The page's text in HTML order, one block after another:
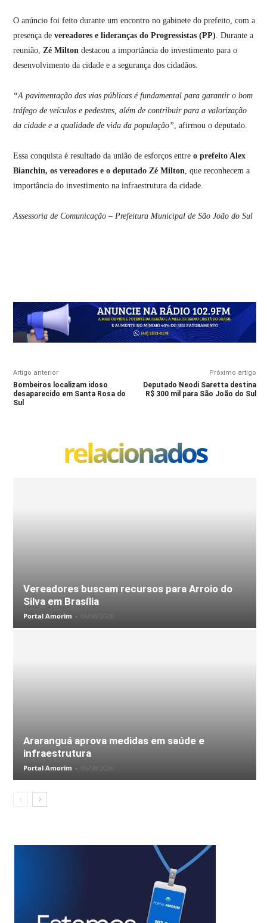
O anúncio foi feito durante um encontro no gabinete do prefeito, com a
presença de vereadores e lideranças do Progressistas (PP). Durante a
reunião, Zé Milton destacou a importância do investimento para o
desenvolvimento da cidade e a segurança dos cidadãos.
“A pavimentação das vias públicas é fundamental para garantir o bom
tráfego de veículos e pedestres, além de contribuir para a valorização
da cidade e a qualidade de vida da população”, afirmou o deputado.
Essa conquista é resultado da união de esforços entre o prefeito Alex
Bianchin, os vereadores e o deputado Zé Milton, que reconhecem a
importância do investimento na infraestrutura da cidade.
Assessoria de Comunicação – Prefeitura Municipal de São João do Sul
Artigo anterior
Bombeiros localizam idoso
desaparecido em Santa Rosa do
Sul
Próximo artigo
Deputado Neodi Saretta destina
R$ 300 mil para São João do Sul
relacionados
Vereadores buscam recursos para Arroio do
Silva em Brasília
Portal Amorim - 06/08/2026
Araranguá aprova medidas em saúde e
infraestrutura
Portal Amorim - 06/08/2026